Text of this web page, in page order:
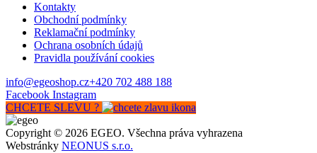
Kontakty
Obchodní podmínky
Reklamační podmínky
Ochrana osobních údajů
Pravidla používání cookies
info@egeoshop.cz+420 702 488 188
Facebook Instagram
CHCETE SLEVU ?
Copyright © 2026 EGEO. Všechna práva vyhrazena
Webstránky NEONUS s.r.o.